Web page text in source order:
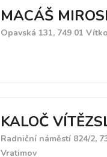
MACÁŠ
Opavská 131, 749 01
KALOČ
Radniční náměstí 824/2,
Vratimov